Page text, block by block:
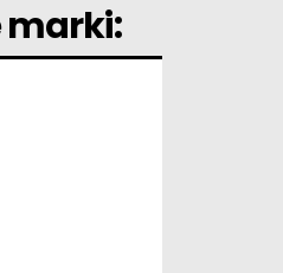
marki: